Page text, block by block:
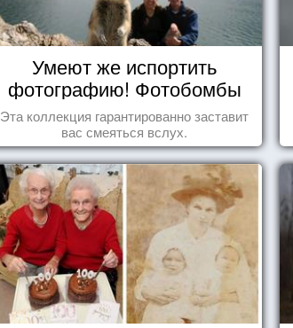
Умеют же испортить
фотографию! Фотобомбы
животных
Эта коллекция гарантированно заставит
вас смеяться вслух.